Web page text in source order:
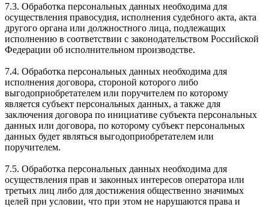
7.3. Обработка персональных данных необходима для
осуществления правосудия, исполнения судебного акта, акта
другого органа или должностного лица, подлежащих
исполнению в соответствии с законодательством Российской
Федерации об исполнительном производстве.
7.4. Обработка персональных данных необходима для
исполнения договора, стороной которого либо
выгодоприобретателем или поручителем по которому
является субъект персональных данных, а также для
заключения договора по инициативе субъекта персональных
данных или договора, по которому субъект персональных
данных будет являться выгодоприобретателем или
поручителем.
7.5. Обработка персональных данных необходима для
осуществления прав и законных интересов оператора или
третьих лиц либо для достижения общественно значимых
целей при условии, что при этом не нарушаются права и